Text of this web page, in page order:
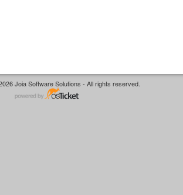
Joia Software Solutions - All rights reserved.